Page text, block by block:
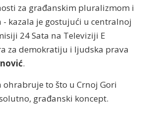
za građanskim pluralizmom i
kazala je gostujući u centralnoj
24 Sata na Televiziji E
za demokratiju i ljudska prava
.
to što u Crnoj Gori
građanski koncept.